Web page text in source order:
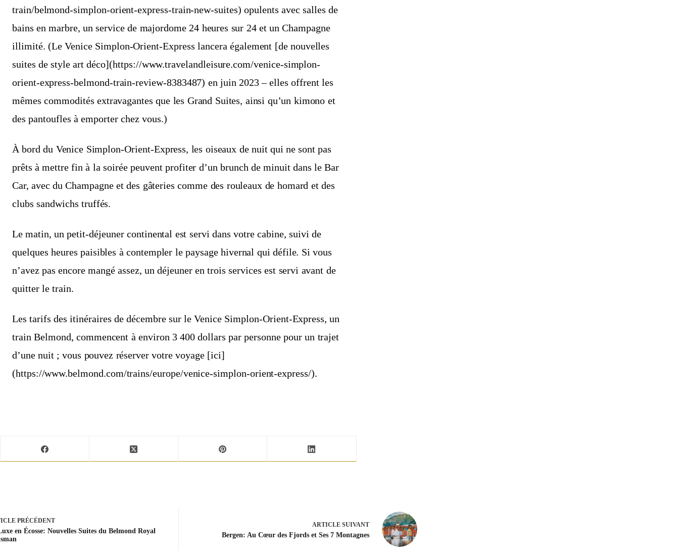
train/belmond-simplon-orient-express-train-new-suites) opulents avec salles de
bains en marbre, un service de majordome 24 heures sur 24 et un Champagne
illimité. (Le Venice Simplon-Orient-Express lancera également [de nouvelles
suites de style art déco](https://www.travelandleisure.com/venice-simplon-
orient-express-belmond-train-review-8383487) en juin 2023 – elles offrent les
mêmes commodités extravagantes que les Grand Suites, ainsi qu’un kimono et
des pantoufles à emporter chez vous.)
À bord du Venice Simplon-Orient-Express, les oiseaux de nuit qui ne sont pas
prêts à mettre fin à la soirée peuvent profiter d’un brunch de minuit dans le Bar
Car, avec du Champagne et des gâteries comme des rouleaux de homard et des
clubs sandwichs truffés.
Le matin, un petit-déjeuner continental est servi dans votre cabine, suivi de
quelques heures paisibles à contempler le paysage hivernal qui défile. Si vous
n’avez pas encore mangé assez, un déjeuner en trois services est servi avant de
quitter le train.
Les tarifs des itinéraires de décembre sur le Venice Simplon-Orient-Express, un
train Belmond, commencent à environ 3 400 dollars par personne pour un trajet
d’une nuit ; vous pouvez réserver votre voyage [ici]
(https://www.belmond.com/trains/europe/venice-simplon-orient-express/).
PRÉCÉDENT
en Écosse: Nouvelles Suites du Belmond Royal
ARTICLESUIVANT
Bergen: Au Cœur des Fjords et Ses 7 Montagnes